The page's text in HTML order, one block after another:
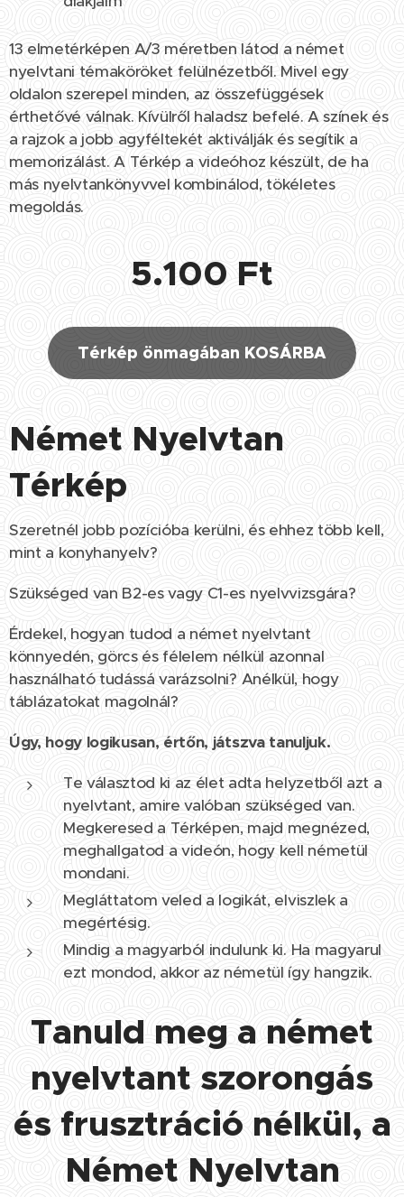
13 elmetérképen A/3 méretben látod a német
nyelvtani témaköröket felülnézetből. Mivel egy
oldalon szerepel minden, az összefüggések
érthetővé válnak. Kívülről haladsz befelé. A színek és
a rajzok a jobb agyféltekét aktiválják és segítik a
memorizálást. A Térkép a videóhoz készült, de ha
más nyelvtankönyvvel kombinálod, tökéletes
megoldás.
5.100 Ft
Térkép önmagában KOSÁRBA
Német Nyelvtan
Térkép
Szeretnél jobb pozícióba kerülni, és ehhez több kell,
mint a konyhanyelv?
Szükséged van B2-es vagy C1-es nyelvvizsgára?
Érdekel, hogyan tudod a német nyelvtant
könnyedén, görcs és félelem nélkül azonnal
használható tudássá varázsolni? Anélkül, hogy
táblázatokat magolnál?
Úgy, hogy logikusan, értőn, játszva tanuljuk.
Te választod ki az élet adta helyzetből azt a
nyelvtant, amire valóban szükséged van.
Megkeresed a Térképen, majd megnézed,
meghallgatod a videón, hogy kell németül
mondani.
Megláttatom veled a logikát, elviszlek a
megértésig.
Mindig a magyarból indulunk ki. Ha magyarul
ezt mondod, akkor az németül így hangzik.
Tanuld meg a német
nyelvtant szorongás
és frusztráció nélkül, a
Német Nyelvtan